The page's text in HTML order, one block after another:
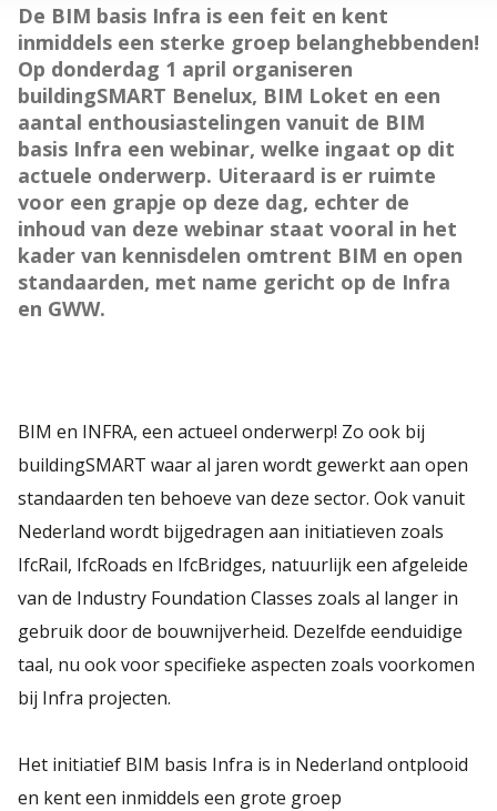
De BIM basis Infra is een feit en kent
inmiddels een sterke groep belanghebbenden!
Op donderdag 1 april organiseren
buildingSMART Benelux, BIM Loket en een
aantal enthousiastelingen vanuit de BIM
basis Infra een webinar, welke ingaat op dit
actuele onderwerp. Uiteraard is er ruimte
voor een grapje op deze dag, echter de
inhoud van deze webinar staat vooral in het
kader van kennisdelen omtrent BIM en open
standaarden, met name gericht op de Infra
en GWW.
BIM en INFRA, een actueel onderwerp! Zo ook bij
buildingSMART waar al jaren wordt gewerkt aan open
standaarden ten behoeve van deze sector. Ook vanuit
Nederland wordt bijgedragen aan initiatieven zoals
IfcRail, IfcRoads en IfcBridges, natuurlijk een afgeleide
van de Industry Foundation Classes zoals al langer in
gebruik door de bouwnijverheid. Dezelfde eenduidige
taal, nu ook voor specifieke aspecten zoals voorkomen
bij Infra projecten.
Het initiatief BIM basis Infra is in Nederland ontplooid
en kent een inmiddels een grote groep